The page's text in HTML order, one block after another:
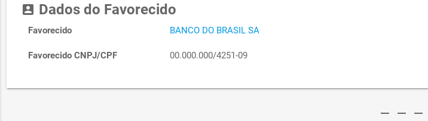
account_box Dados do Favorecido
Favorecido BANCO DO BRASIL SA
Favorecido CNPJ/CPF 00.000.000/4251-09
remove remove remove